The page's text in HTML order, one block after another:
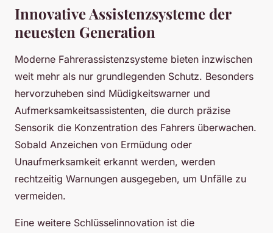
Innovative Assistenzsysteme der
neuesten Generation
Moderne Fahrerassistenzsysteme bieten inzwischen
weit mehr als nur grundlegenden Schutz. Besonders
hervorzuheben sind Müdigkeitswarner und
Aufmerksamkeitsassistenten, die durch präzise
Sensorik die Konzentration des Fahrers überwachen.
Sobald Anzeichen von Ermüdung oder
Unaufmerksamkeit erkannt werden, werden
rechtzeitig Warnungen ausgegeben, um Unfälle zu
vermeiden.
Eine weitere Schlüsselinnovation ist die